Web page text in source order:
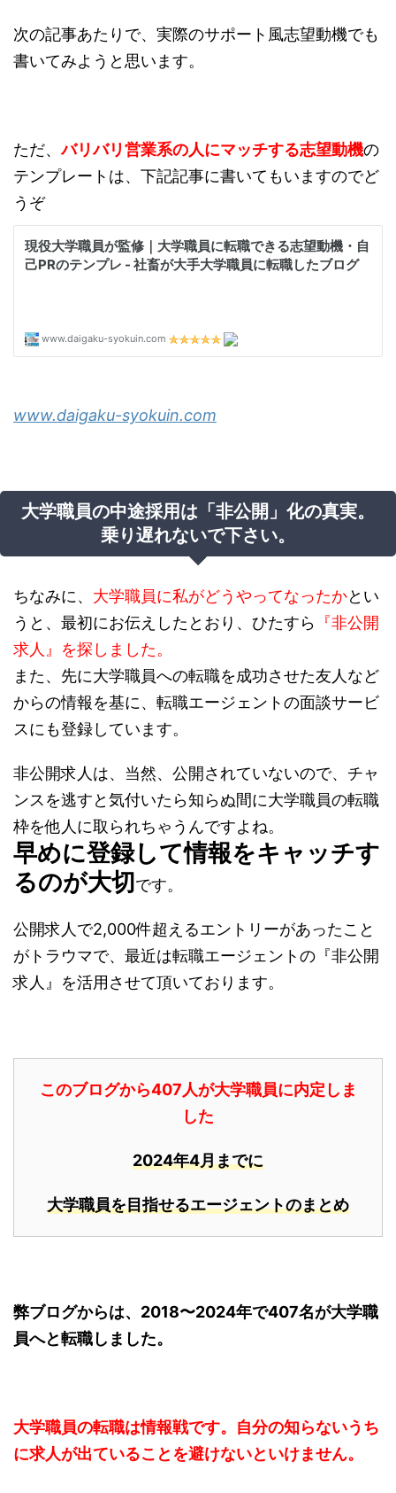
次の記事あたりで、実際のサポート風志望動機でも
書いてみようと思います。
ただ、バリバリ営業系の人にマッチする志望動機の
テンプレートは、下記記事に書いてもいますのでど
うぞ
www.daigaku-syokuin.com
大学職員の中途採用は「非公開」化の真実。
乗り遅れないで下さい。
ちなみに、 大学職員に私がどうやってなったかとい
うと、最初にお伝えしたとおり、ひたすら 『非公開
求人』を探しました。
また、先に大学職員への転職を成功させた友人など
からの情報を基に、転職エージェントの面談サービ
スにも登録しています。
非公開求人は、当然、公開されていないので、チャ
ンスを逃すと気付いたら知らぬ間に大学職員の転職
枠を他人に取られちゃうんですよね。
早めに登録して情報をキャッチす
るのが大切です。
公開求人で2,000件超えるエントリーがあったこと
がトラウマで、最近は転職エージェントの『非公開
求人』を活用させて頂いております。
このブログから407人が大学職員に内定しま
した
2024年4月までに
大学職員を目指せるエージェントのまとめ
弊ブログからは、2018〜2024年で407名が大学職
員へと転職しました。
大学職員の転職は情報戦です。自分の知らないうち
に求人が出ていることを避けないといけません。